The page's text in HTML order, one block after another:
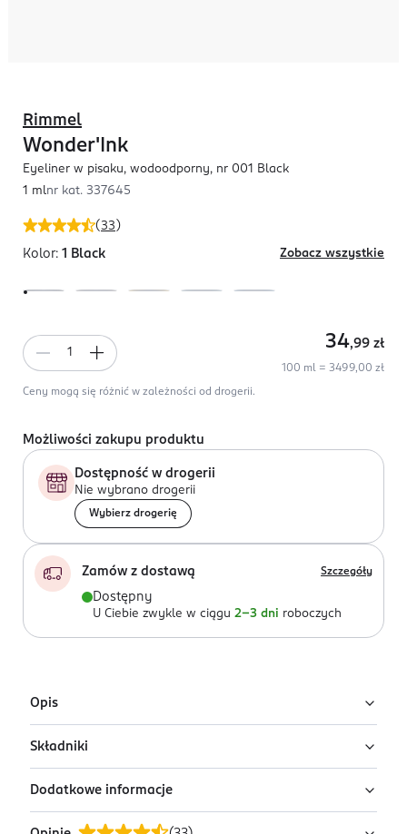
(33 )
Rimmel
Wonder'Ink
Eyeliner w pisaku, wodoodporny, nr 001 Black
1 mlnr kat. 337645
Kolor: 1 Black Zobacz wszystkie
34,99 zł
100 ml = 3499,00 zł
Ceny mogą się różnić w zależności od drogerii.
Możliwości zakupu produktu
Dostępność w drogerii
Nie wybrano drogerii
Wybierz drogerię
Zamów z dostawą Szczegóły
Dostępny
U Ciebie zwykle w ciągu 2-3 dni roboczych
Opis
Czarny bezkompromisowy eyeliner Wonder'Ink od
Rimmel inspirowany najlepszymi, prestiżowymi
produktami na rynku. Jego formuła sprosta nawet
największym oczekiwaniom – odporna na
Składniki
Aqua/Water/Eau, Methylpropanediol,
Styrene/Acrylates Copolymer,
Dodatkowe informacje